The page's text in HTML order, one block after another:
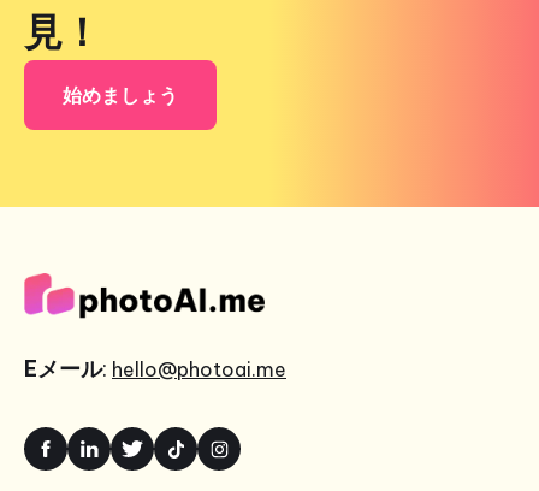
見！
始めましょう
Eメール: hello@photoai.me